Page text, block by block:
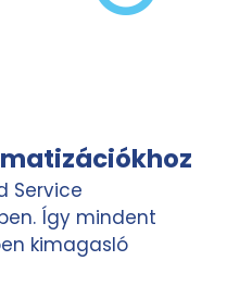
Service
Így mindent
kimagasló